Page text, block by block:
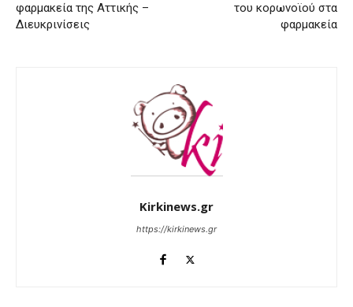
φαρμακεία της Αττικής –
Διευκρινίσεις
του κορωνοϊού στα
φαρμακεία
Kirkinews.gr
https://kirkinews.gr